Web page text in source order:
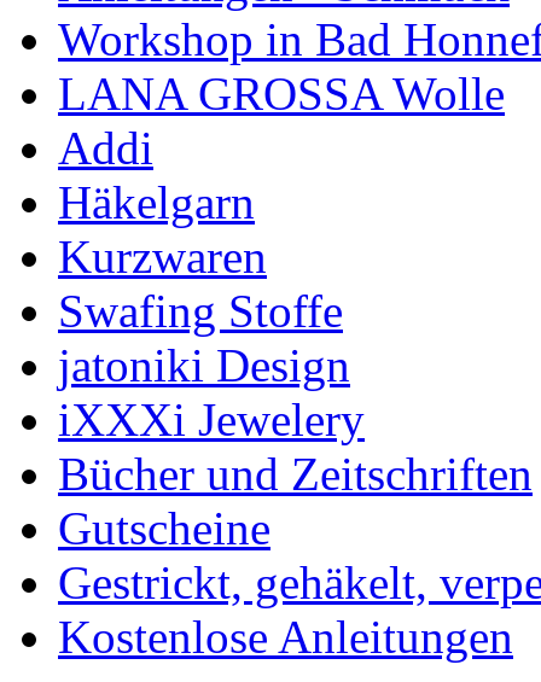
Workshop in Bad
LANA GROSSA Wolle
Addi
Häkelgarn
Kurzwaren
Swafing Stoffe
jatoniki Design
iXXXi Jewelery
Bücher und Zeitschriften
Gutscheine
Gestrickt, gehäkelt,
Kostenlose Anleitungen